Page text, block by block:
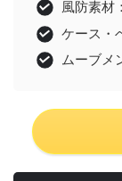
風防素材
ケース・
ムーブメ